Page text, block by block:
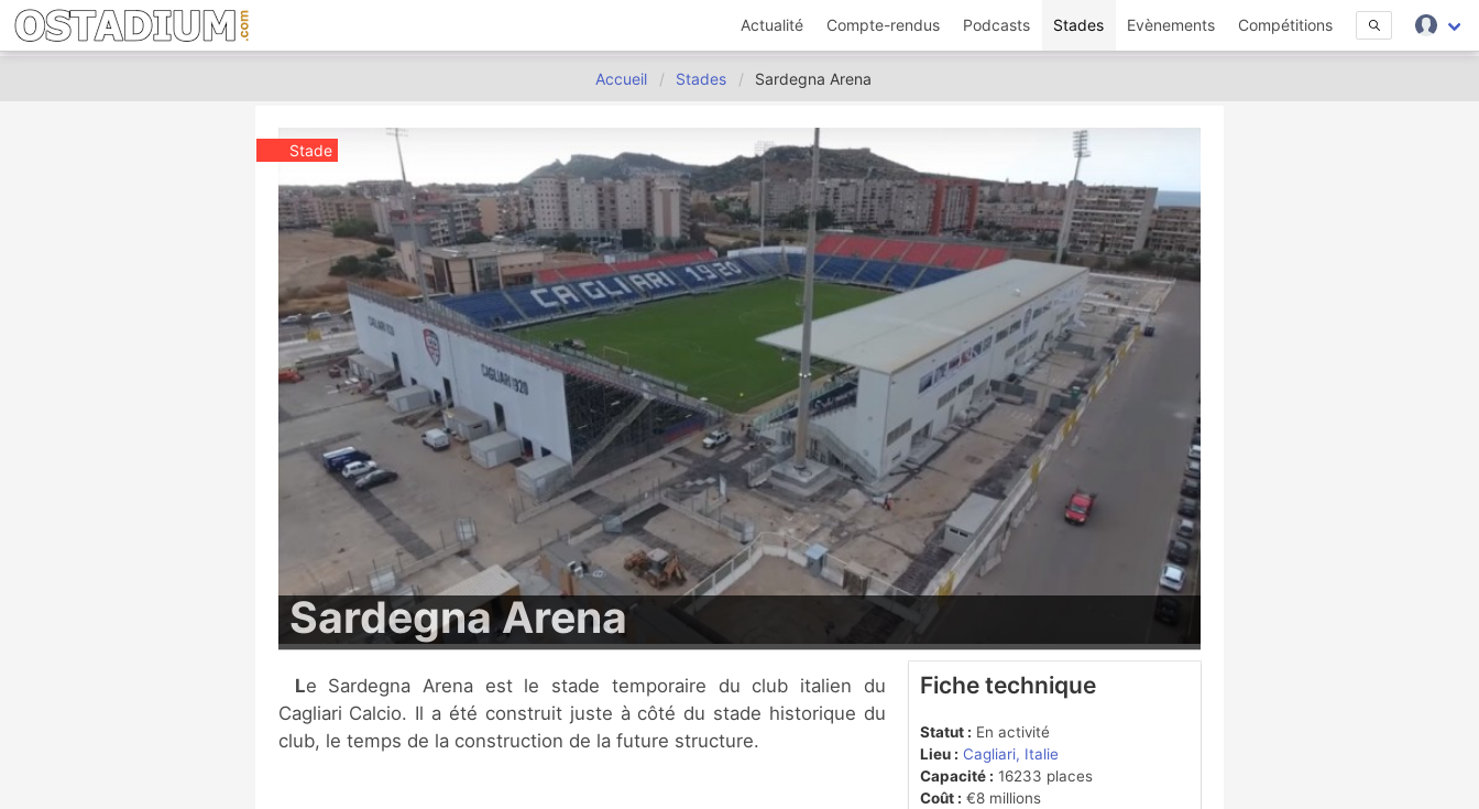
Actualité Compte-rendus Podcasts Stades Evènements Compétitions
Accueil Stades Sardegna Arena
Stade
Sardegna Arena
Le Sardegna Arena est le stade temporaire du club italien du
Cagliari Calcio. Il a été construit juste à côté du stade historique du
club, le temps de la construction de la future structure.
Fiche technique
Statut : En activité
Lieu : Cagliari, Italie
Capacité : 16233 places
Coût : €8 millions